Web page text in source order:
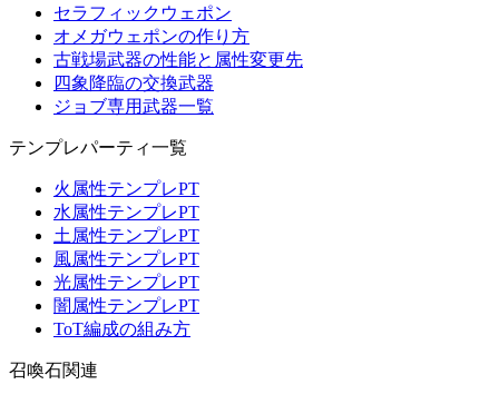
セラフィックウェポン
オメガウェポンの作り方
古戦場武器の性能と属性変更先
四象降臨の交換武器
ジョブ専用武器一覧
テンプレパーティ一覧
火属性テンプレPT
水属性テンプレPT
土属性テンプレPT
風属性テンプレPT
光属性テンプレPT
闇属性テンプレPT
ToT編成の組み方
召喚石関連